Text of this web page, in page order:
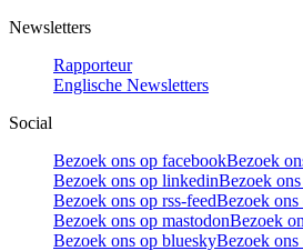
Newsletters
Rapporteur
Englische Newsletters
Social
Bezoek ons op facebookBezoek
Bezoek ons op linkedinBezoek
Bezoek ons op rss-feedBezoek ons
Bezoek ons op mastodonBezoek
Bezoek ons op blueskyBezoek ons